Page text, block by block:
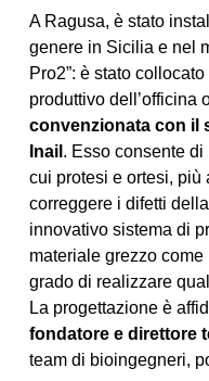
A Ragusa, è stato
genere in Sicilia e nel
Pro2”: è stato
produttivo dell’officina
convenzionata con il
Inail . Esso consente
cui protesi e ortesi, più
correggere i difetti
innovativo sistema di
materiale grezzo
grado di realizzare
La progettazione è
fondatore e direttore
team di bioingegneri,